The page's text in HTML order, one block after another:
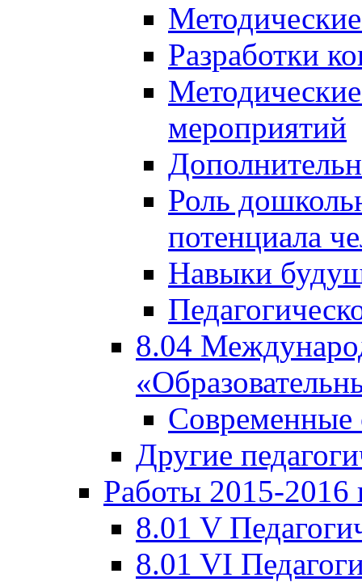
Разработки
мероприятий
Роль
потенциала
Навыки
8.04
Современные
Другие
Работы 2015-2016
8.01 V
8.01 VI